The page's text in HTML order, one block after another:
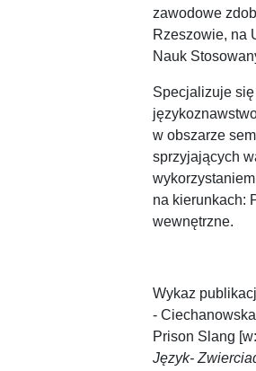
zawodowe
Rzeszowie, na
Nauk
Specjalizuje
w obszarze
sprzyjających
na kierunkach:
wewnętrzne.
Wykaz
-
Prison Slang
Język-